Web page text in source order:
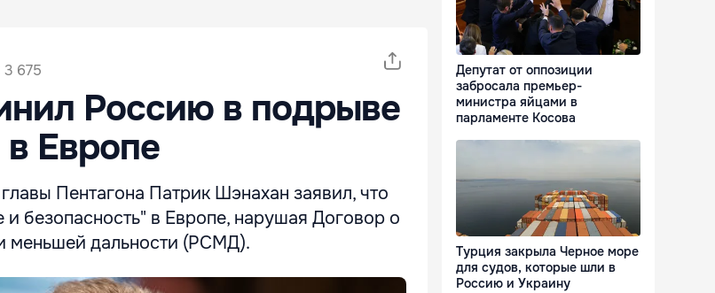
3 675
Россию в подрыве
Европе
Пентагона Патрик Шэнахан заявил, что
безопасность" в Европе, нарушая Договор о
меньшей дальности (РСМД).
Депутат от оппозиции
забросала премьер-
министра яйцами в
парламенте Косова
Турция закрыла Черное море
для судов, которые шли в
Россию и Украину